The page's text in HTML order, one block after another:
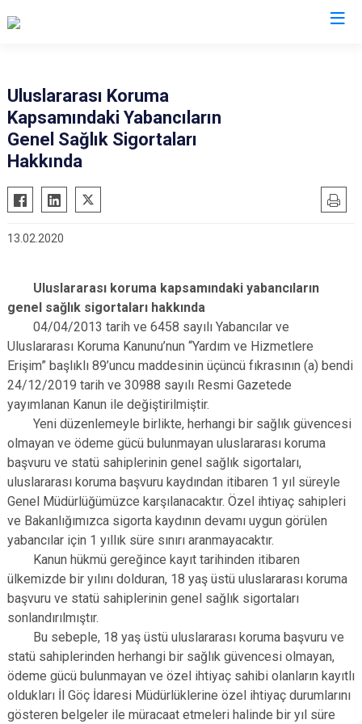
Uluslararası Koruma
Kapsamındaki Yabancıların
Genel Sağlık Sigortaları
Hakkında
13.02.2020
Uluslararası koruma kapsamındaki yabancıların
genel sağlık sigortaları hakkında
04/04/2013 tarih ve 6458 sayılı Yabancılar ve
Uluslararası Koruma Kanunu’nun “Yardım ve Hizmetlere
Erişim” başlıklı 89’uncu maddesinin üçüncü fıkrasının (a) bendi
24/12/2019 tarih ve 30988 sayılı Resmi Gazetede
yayımlanan Kanun ile değiştirilmiştir.
Yeni düzenlemeyle birlikte, herhangi bir sağlık güvencesi
olmayan ve ödeme gücü bulunmayan uluslararası koruma
başvuru ve statü sahiplerinin genel sağlık sigortaları,
uluslararası koruma başvuru kaydından itibaren 1 yıl süreyle
Genel Müdürlüğümüzce karşılanacaktır. Özel ihtiyaç sahipleri
ve Bakanlığımızca sigorta kaydının devamı uygun görülen
yabancılar için 1 yıllık süre sınırı aranmayacaktır.
Kanun hükmü gereğince kayıt tarihinden itibaren
ülkemizde bir yılını dolduran, 18 yaş üstü uluslararası koruma
başvuru ve statü sahiplerinin genel sağlık sigortaları
sonlandırılmıştır.
Bu sebeple, 18 yaş üstü uluslararası koruma başvuru ve
statü sahiplerinden herhangi bir sağlık güvencesi olmayan,
ödeme gücü bulunmayan ve özel ihtiyaç sahibi olanların kayıtlı
oldukları İl Göç İdaresi Müdürlüklerine özel ihtiyaç durumlarını
gösteren belgeler ile müracaat etmeleri halinde bir yıl süre